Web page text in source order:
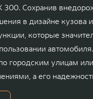
300. Сохранив
в дизайне кузова
которые
городским улицам
а его
не беспокоиться